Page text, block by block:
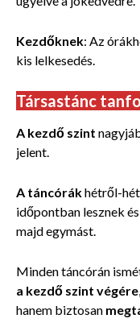
Kezdőknek: Az
kis lelkesedés.
Társastánc
A kezdő szint
jelent.
A táncórákhétről-
időpontban lesznek
majd egymást.
Minden táncórán
a kezdő szint végére
hanem biztosan